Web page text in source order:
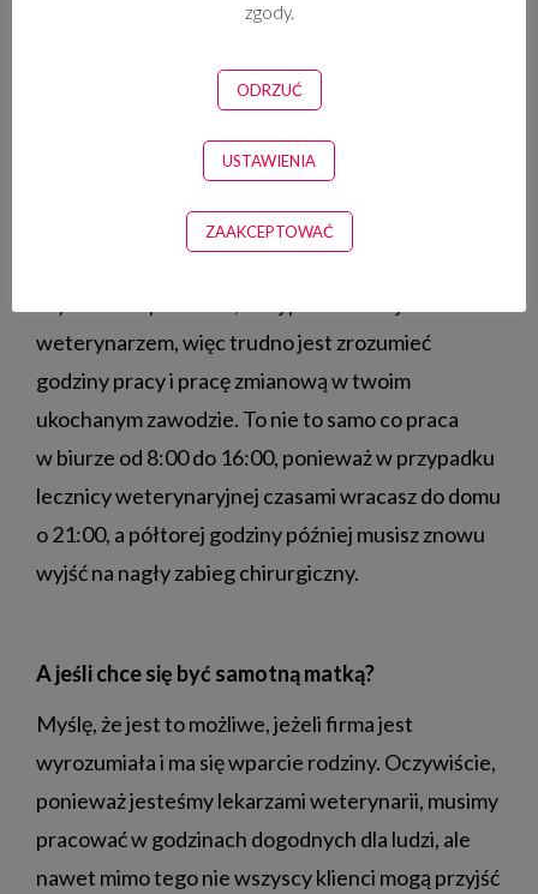
Czy uważasz, że lekarki weterynarii potrzebują
koniecznie pomocy ze strony rodziny, aby
mogły być matkami?
weterynarzem, więc trudno jest zrozumieć
godziny pracy i pracę zmianową w twoim
ukochanym zawodzie. To nie to samo co praca
w biurze od 8:00 do 16:00, ponieważ w przypadku
lecznicy weterynaryjnej czasami wracasz do domu
o 21:00, a półtorej godziny później musisz znowu
wyjść na nagły zabieg chirurgiczny.
A jeśli chce się być samotną matką?
Myślę, że jest to możliwe, jeżeli firma jest
wyrozumiała i ma się wparcie rodziny. Oczywiście,
ponieważ jesteśmy lekarzami weterynarii, musimy
pracować w godzinach dogodnych dla ludzi, ale
nawet mimo tego nie wszyscy klienci mogą przyjść
zgody.
ODRZUĆ
USTAWIENIA
ZAAKCEPTOWAĆ